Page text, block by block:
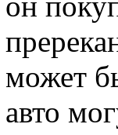
может
авто